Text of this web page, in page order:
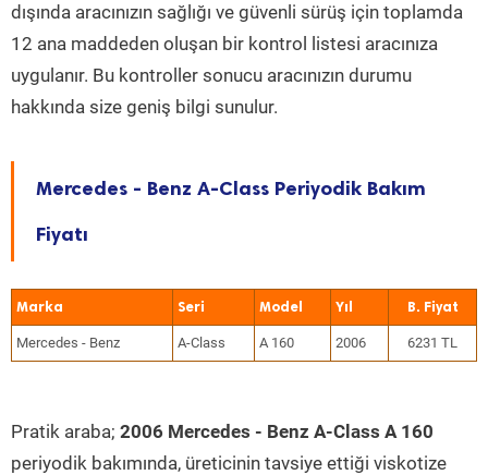
dışında aracınızın sağlığı ve güvenli sürüş için toplamda
12 ana maddeden oluşan bir kontrol listesi aracınıza
uygulanır. Bu kontroller sonucu aracınızın durumu
hakkında size geniş bilgi sunulur.
Mercedes - Benz A-Class Periyodik Bakım
Fiyatı
Marka Seri Model Yıl
Mercedes - Benz A-Class A 160 2006 6231 TL
Pratik araba; 2006 Mercedes - Benz A-Class A 160
periyodik bakımında, üreticinin tavsiye ettiği viskotize